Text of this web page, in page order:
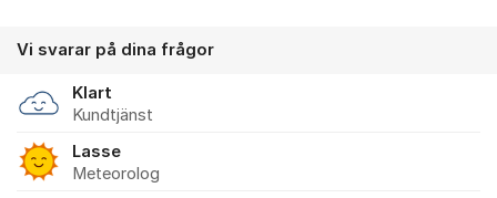
Vi svarar på dina frågor
Klart
Kundtjänst
Lasse
Meteorolog